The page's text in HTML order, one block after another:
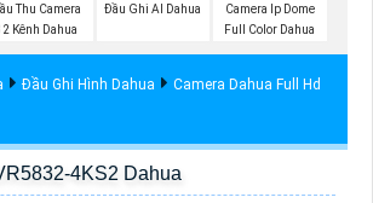
Thu Camera
Kênh Dahua
Đầu Ghi AI Dahua
Camera Ip Dome
Full Color Dahua
Đầu Ghi Hình Dahua
Camera Dahua Full Hd
4KS2 Dahua